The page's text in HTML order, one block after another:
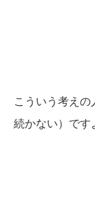
こういう考え
続かない）です